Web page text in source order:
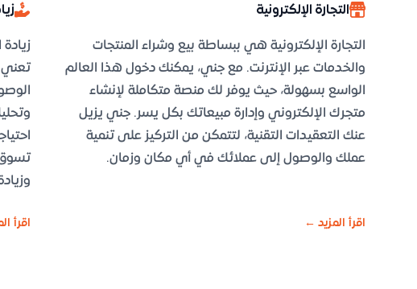
التجارة الإلكترونية
التجارة الإلكترونية هي ببساطة بيع وشراء المنتجات
والخدمات عبر الإنترنت. مع جني، يمكنك دخول هذا العالم
الواسع بسهولة، حيث يوفر لك منصة متكاملة لإنشاء
متجرك الإلكتروني وإدارة مبيعاتك بكل يسر. جني يزيل
عنك التعقيدات التقنية، لتتمكن من التركيز على تنمية
عملك والوصول إلى عملائك في أي مكان وزمان.
اقرأ المزيد ←
تعني
تسوق
اقرأ